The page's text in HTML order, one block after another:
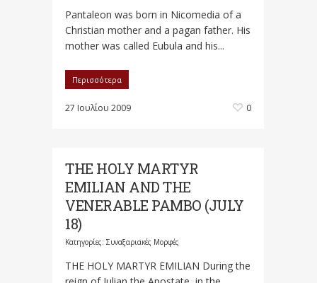
Pantaleon was born in Nicomedia of a
Christian mother and a pagan father. His
mother was called Eubula and his...
Περισσότερα
27 Ιουλίου 2009 0
THE HOLY MARTYR
EMILIAN AND THE
VENERABLE PAMBO (JULY
18)
Κατηγορίες: Συναξαριακές Μορφές
THE HOLY MARTYR EMILIAN During the